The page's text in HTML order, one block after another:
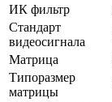
ИК фильтр
Стандарт
видеосигнала
Матрица
Типоразмер
матрицы